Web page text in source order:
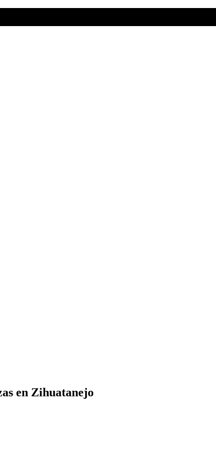
en Zihuatanejo